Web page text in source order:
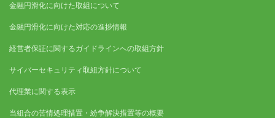
金融円滑化に向けた取組について
金融円滑化に向けた対応の進捗情報
経営者保証に関するガイドラインへの取組方針
サイバーセキュリティ取組方針について
代理業に関する表示
当組合の苦情処理措置・紛争解決措置等の概要